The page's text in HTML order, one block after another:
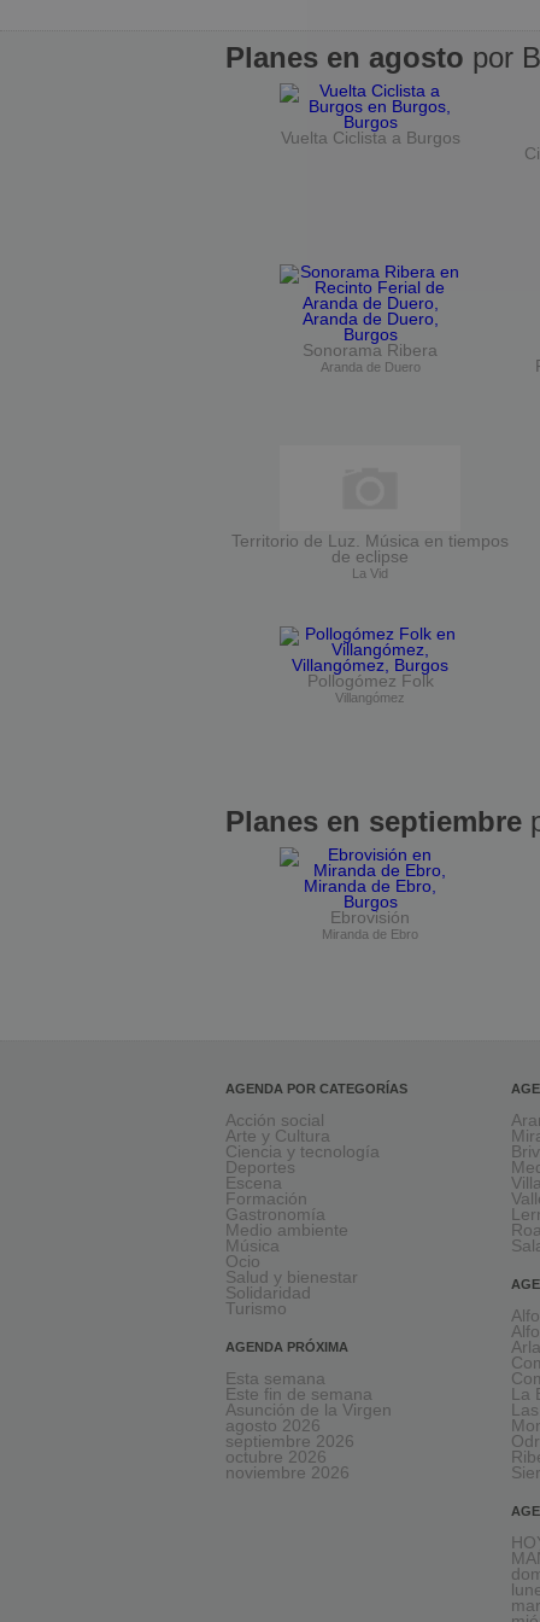
Planes en agosto por
Vuelta Ciclista a Burgos
Sonorama Ribera
Aranda de Duero
Territorio de Luz. Música en tiempos
de eclipse
La Vid
Pollogómez Folk
Villangómez
Planes en septiembre
Ebrovisión
Miranda de Ebro
AGENDA POR CATEGORÍAS
Acción social
Arte y Cultura
Ciencia y tecnología
Deportes
Escena
Formación
Gastronomía
Medio ambiente
Música
Ocio
Salud y bienestar
Solidaridad
Turismo
AGENDA PRÓXIMA
Esta semana
Este fin de semana
Asunción de la Virgen
agosto 2026
septiembre 2026
octubre 2026
noviembre 2026
La